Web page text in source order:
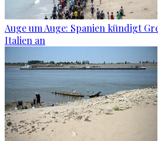
Auge um Auge: Spanien kündigt
Italien an